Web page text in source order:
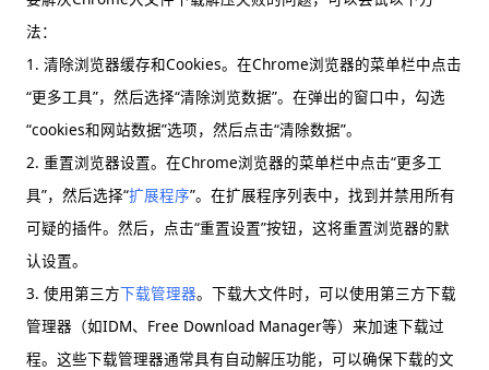
法：
1. 清除浏览器缓存和Cookies。在Chrome浏览器的菜单栏中点击
“更多工具”，然后选择“清除浏览数据”。在弹出的窗口中，勾选
“cookies和网站数据”选项，然后点击“清除数据”。
2. 重置浏览器设置。在Chrome浏览器的菜单栏中点击“更多工
具”，然后选择“扩展程序”。在扩展程序列表中，找到并禁用所有
可疑的插件。然后，点击“重置设置”按钮，这将重置浏览器的默
认设置。
3. 使用第三方下载管理器。下载大文件时，可以使用第三方下载
管理器（如IDM、Free Download Manager等）来加速下载过
程。这些下载管理器通常具有自动解压功能，可以确保下载的文